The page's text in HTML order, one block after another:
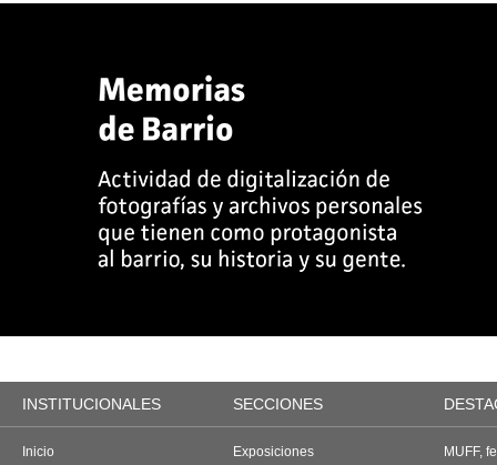
INSTITUCIONALES SECCIONES
Inicio
Exposiciones
MUFF,